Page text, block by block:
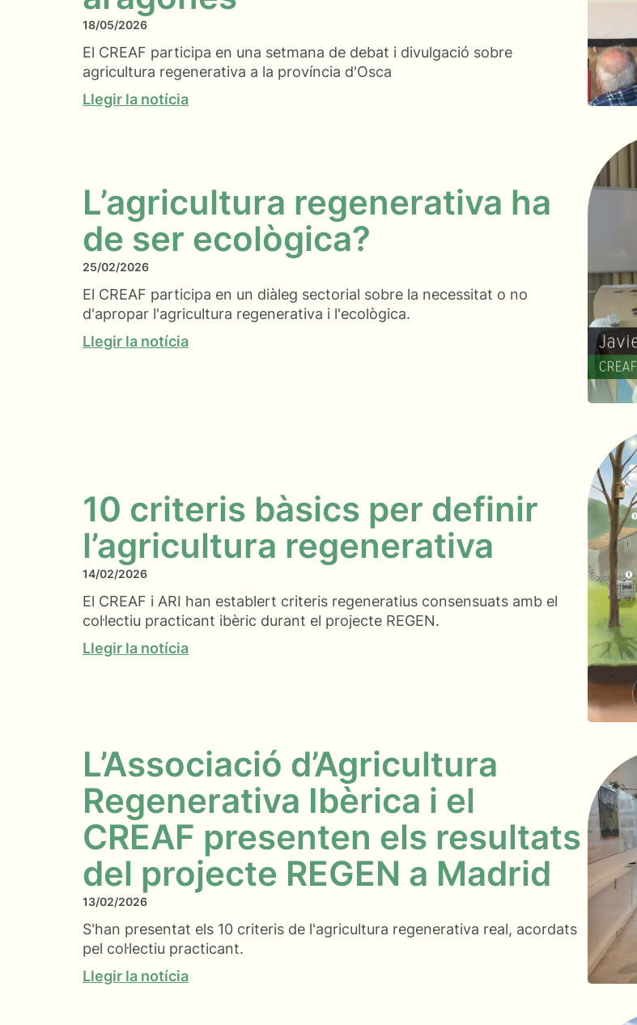
18/05/2026
El CREAF participa en una setmana de debat i divulgació sobre
agricultura regenerativa a la província d'Osca
Llegir la notícia
L’agricultura regenerativa ha
de ser ecològica?
25/02/2026
El CREAF participa en un diàleg sectorial sobre la necessitat o no
d'apropar l'agricultura regenerativa i l'ecològica.
Llegir la notícia
10 criteris bàsics per definir
l’agricultura regenerativa
14/02/2026
El CREAF i ARI han establert criteris regeneratius consensuats amb el
col·lectiu practicant ibèric durant el projecte REGEN.
Llegir la notícia
L’Associació d’Agricultura
Regenerativa Ibèrica i el
CREAF presenten els resultats
del projecte REGEN a Madrid
13/02/2026
S'han presentat els 10 criteris de l'agricultura regenerativa real, acordats
pel col·lectiu practicant.
Llegir la notícia